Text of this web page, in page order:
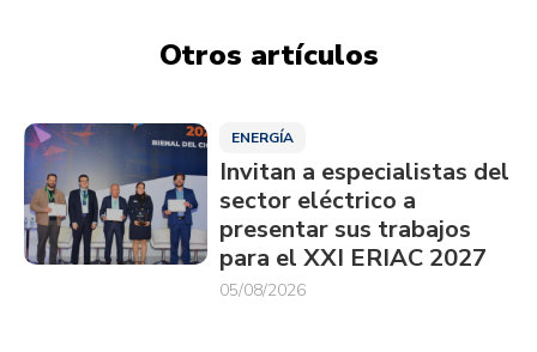
Otros artículos
ENERGÍA
Invitan a especialistas del
sector eléctrico a
presentar sus trabajos
para el XXI ERIAC 2027
05/08/2026